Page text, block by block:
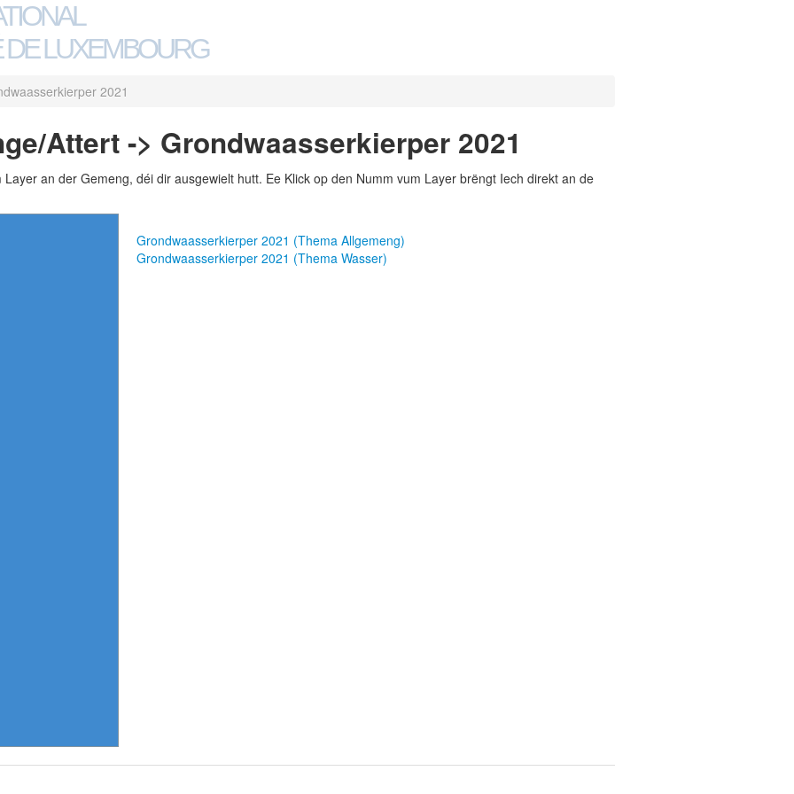
LUXEMBOURG
2021
Attert -> Grondwaasserkierper 2021
an der Gemeng, déi dir ausgewielt hutt. Ee Klick op den Numm vum Layer brëngt Iech direkt an de
Grondwaasserkierper 2021 (Thema Allgemeng)
Grondwaasserkierper 2021 (Thema Wasser)